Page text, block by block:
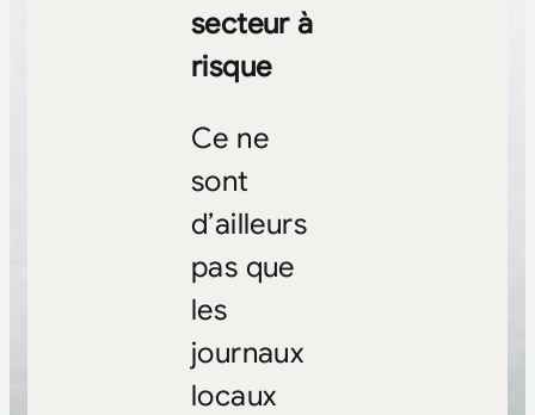
secteur à
risque
Ce ne
sont
d’ailleurs
pas que
les
journaux
locaux